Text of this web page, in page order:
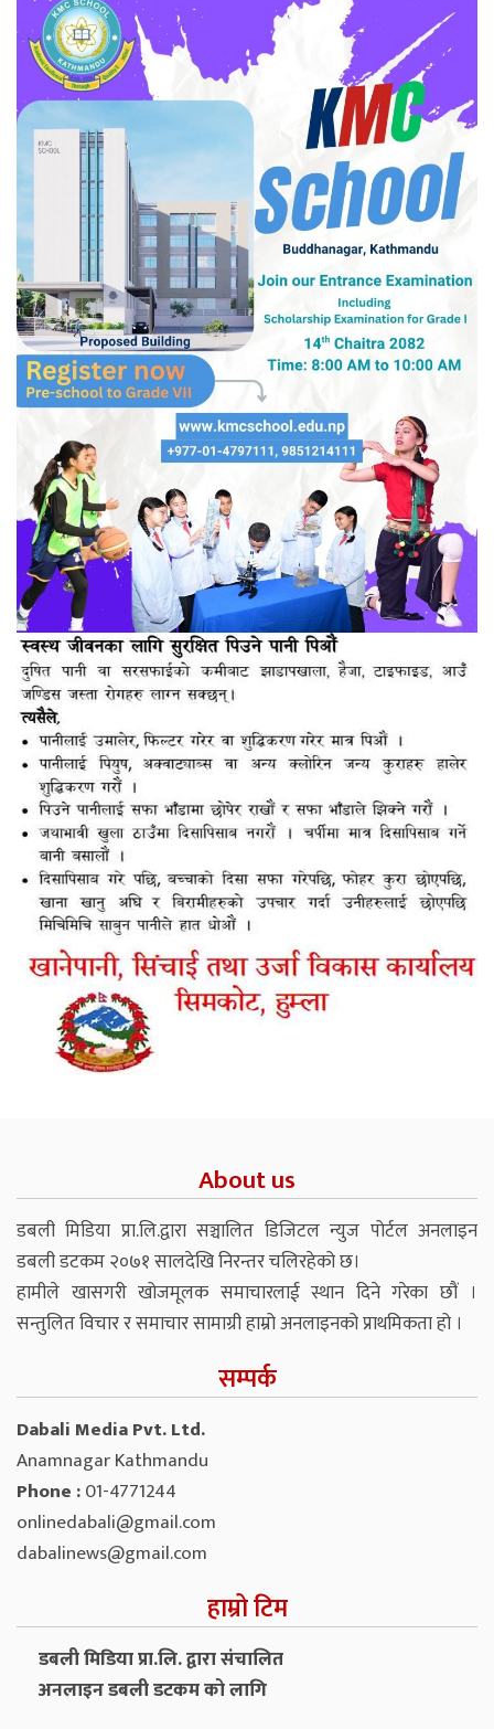
About us
डबली मिडिया प्रा.लि.द्वारा सञ्चालित डिजिटल न्युज पोर्टल अनलाइन
डबली डटकम २०७१ सालदेखि निरन्तर चलिरहेको छ।
हामीले खासगरी खोजमूलक समाचारलाई स्थान दिने गरेका छौं ।
सन्तुलित विचार र समाचार सामाग्री हाम्रो अनलाइनको प्राथमिकता हो ।
सम्पर्क
Dabali Media Pvt. Ltd.
Anamnagar Kathmandu
Phone :01-4771244
onlinedabali@gmail.com
dabalinews@gmail.com
हाम्रो टिम
डबली मिडिया प्रा.लि. द्वारा संचालित
अनलाइन डबली डटकम को लागि